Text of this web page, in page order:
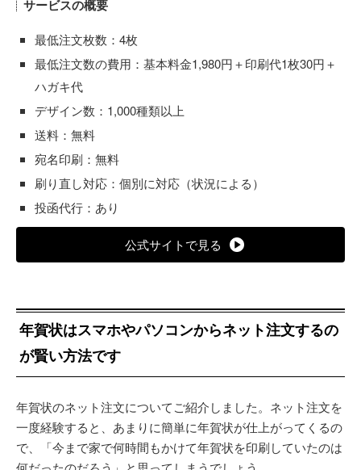
サービスの概要
最低注文枚数：4枚
最低注文数の費用：基本料金1,980円＋印刷代1枚30円＋
ハガキ代
デザイン数：1,000種類以上
送料：無料
宛名印刷：無料
刷り直し対応：個別に対応（状況による）
投函代行：あり
公式サイトで見る
年賀状はスマホやパソコンからネット注文するの
が賢い方法です
年賀状のネット注文についてご紹介しました。ネット注文を
一度経験すると、あまりに簡単に年賀状が仕上がってくるの
で、「今まで家で何時間もかけて年賀状を印刷していたのは